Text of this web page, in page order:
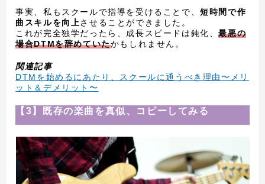
事実、私もスクールで指導を受けることで、短時間で作
曲スキルを向上させることができました。
これが完全独学だったら、成長スピードは鈍化、最悪の
場合DTMを辞めていたかもしれません。
関連記事
DTMを始めるにあたり、スクールに通うべき理由〜メリ
ット＆デメリット〜
【3】既存の楽曲を真似、コピーしてみる